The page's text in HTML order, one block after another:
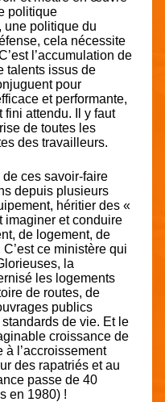
politique
une politique du
cela nécessite
l’accumulation de
talents issus de
pour
et performante,
attendu. Il y faut
de toutes les
des travailleurs.
ces savoir-faire
depuis plusieurs
héritier des «
imaginer et conduire
de logement, de
ce ministère qui
la
les logements
de routes, de
publics
de vie. Et le
croissance de
à l’accroissement
des rapatriés et au
passe de 40
en 1980) !